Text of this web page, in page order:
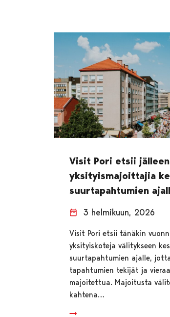
Visit Pori etsii jälleen
yksityismajoittajia
suurtapahtumien
3 helmikuun, 2026
Visit Pori etsii tänäkin
yksityiskoteja välitykseen
suurtapahtumien ajalle,
tapahtumien tekijät ja
majoitettua. Majoitusta
kahtena…